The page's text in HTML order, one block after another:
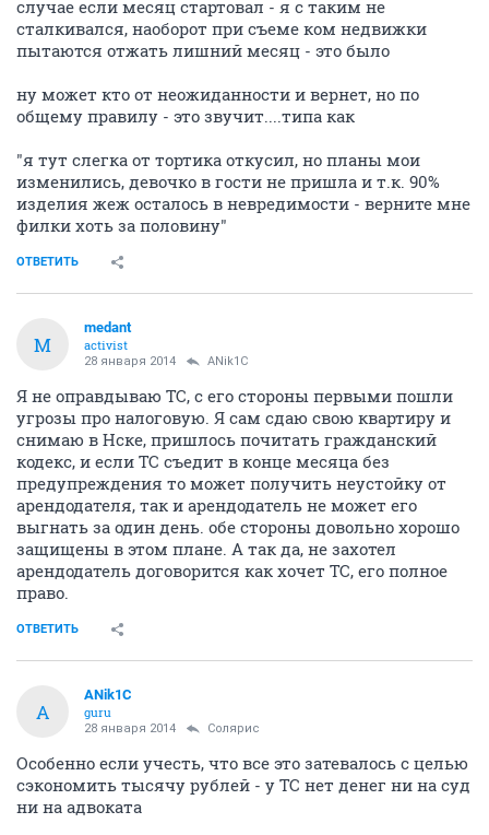
случае если месяц стартовал - я с таким не
сталкивался, наоборот при съеме ком недвижки
пытаются отжать лишний месяц - это было
ну может кто от неожиданности и вернет, но по
общему правилу - это звучит....типа как
"я тут слегка от тортика откусил, но планы мои
изменились, девочко в гости не пришла и т.к. 90%
изделия жеж осталось в невредимости - верните мне
филки хоть за половину"
ОТВЕТИТЬ
M
medant
activist
28 января 2014 ANik1C
Я не оправдываю ТС, с его стороны первыми пошли
угрозы про налоговую. Я сам сдаю свою квартиру и
снимаю в Нске, пришлось почитать гражданский
кодекс, и если ТС съедит в конце месяца без
предупреждения то может получить неустойку от
арендодателя, так и арендодатель не может его
выгнать за один день. обе стороны довольно хорошо
защищены в этом плане. А так да, не захотел
арендодатель договорится как хочет ТС, его полное
право.
ОТВЕТИТЬ
A
ANik1C
guru
28 января 2014 Солярис
Особенно если учесть, что все это затевалось с целью
сэкономить тысячу рублей - у ТС нет денег ни на суд
ни на адвоката